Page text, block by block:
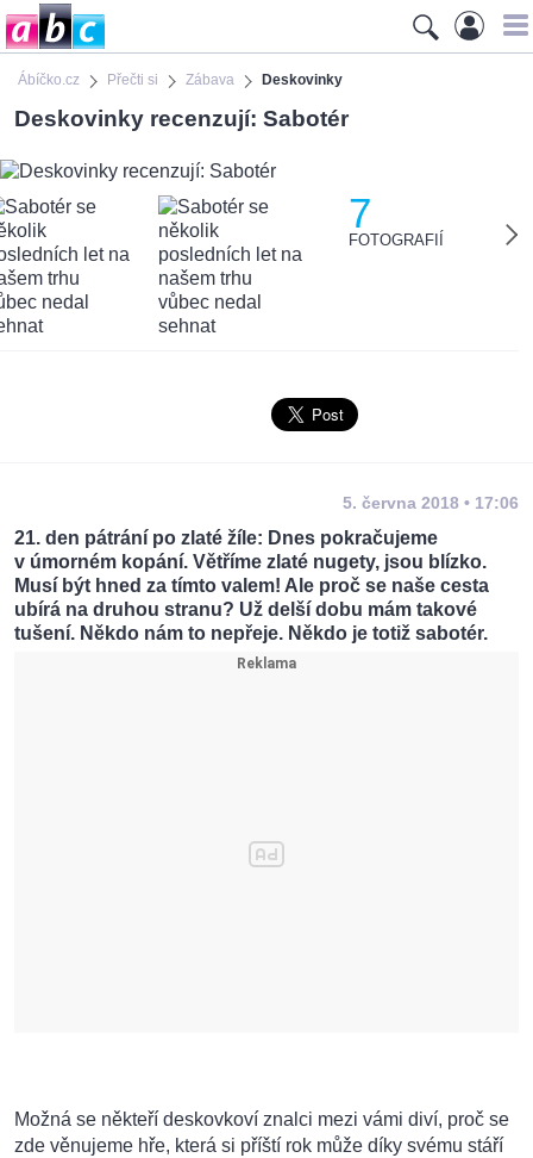
Ábíčko.cz Přečti si Zábava Deskovinky
Deskovinky recenzují: Sabotér
7
FOTOGRAFIÍ
5. června 2018 • 17:06
21. den pátrání po zlaté žíle: Dnes pokračujeme
v úmorném kopání. Větříme zlaté nugety, jsou blízko.
Musí být hned za tímto valem! Ale proč se naše cesta
ubírá na druhou stranu? Už delší dobu mám takové
tušení. Někdo nám to nepřeje. Někdo je totiž sabotér.
Možná se někteří deskovkoví znalci mezi vámi diví, proč se
zde věnujeme hře, která si příští rok může díky svému stáří